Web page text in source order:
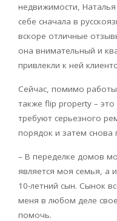
недвижимости,
себе сначала в
вскоре отличные
она внимательный и
привлекли к ней
Сейчас, помимо
также flip property –
требуют серьезного
порядок и затем снова
– В переделке домов
является моя семья,
10-летний сын. Сынок
меня в любом деле
помочь.